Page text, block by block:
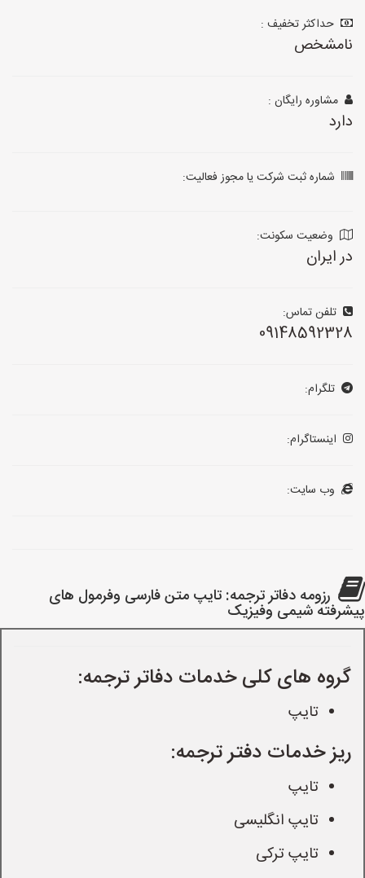
حداکثر تخفیف :
نامشخص
مشاوره رایگان :
دارد
شماره ثبت شرکت یا مجوز فعالیت:
وضعیت سکونت:
در ایران
تلفن تماس:
09148592328
تلگرام:
اینستاگرام:
وب سایت:
رزومه دفاتر ترجمه: تایپ متن فارسی وفرمول های
پیشرفته شیمی وفیزیک
گروه های کلی خدمات دفاتر ترجمه:
تایپ
ریز خدمات دفتر ترجمه:
تایپ
تایپ انگلیسی
تایپ ترکی